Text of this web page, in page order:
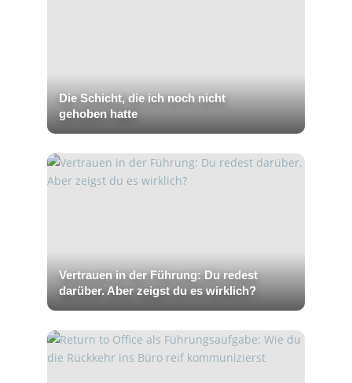
Die Schicht, die ich noch nicht
gehoben hatte
Vertrauen in der Führung: Du redest
darüber. Aber zeigst du es wirklich?